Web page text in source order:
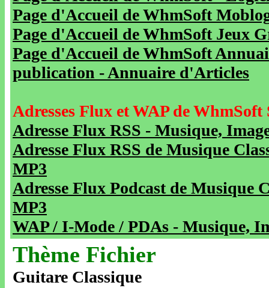
Page d'Accueil de WhmSoft
Page d'Accueil de WhmSoft Jeux
Page d'Accueil de WhmSoft
publication - Annuaire d'Articles
Adresses Flux et WAP de WhmSoft
Adresse Flux RSS - Musique,
Adresse Flux RSS de Musique
MP3
Adresse Flux Podcast de Musique
MP3
WAP / I-Mode / PDAs - Musique,
Thème Fichier
Guitare Classique